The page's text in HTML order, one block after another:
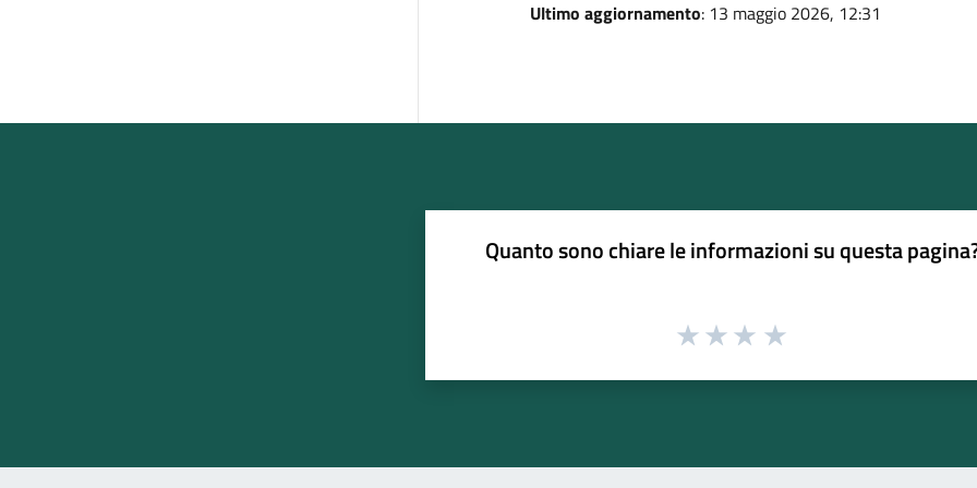
Ultimo aggiornamento: 13 maggio 2026, 12:31
Quanto sono chiare le informazioni su questa